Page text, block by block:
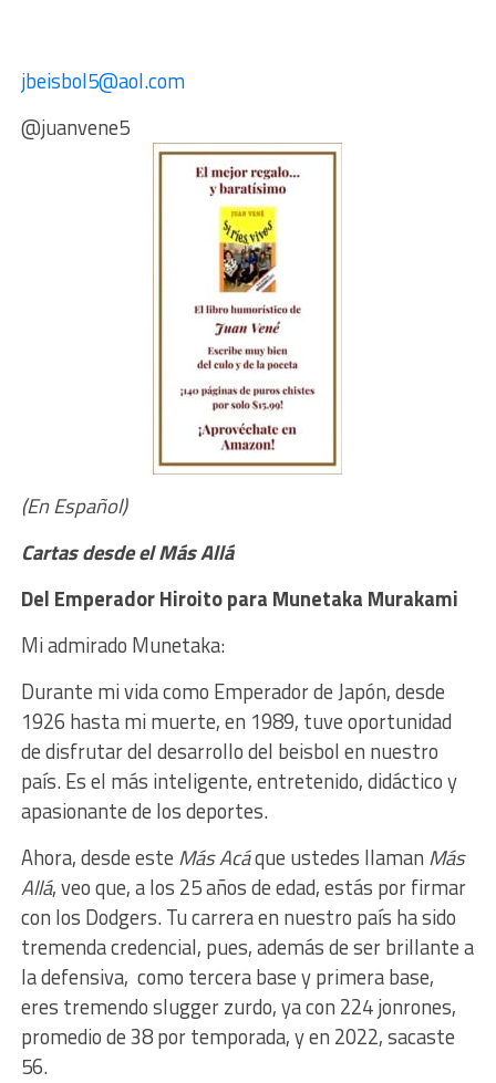
jbeisbol5@aol.com
@juanvene5
(En Español)
Cartas desde el Más Allá
Del Emperador Hiroito para Munetaka Murakami
Mi admirado Munetaka:
Durante mi vida como Emperador de Japón, desde
1926 hasta mi muerte, en 1989, tuve oportunidad
de disfrutar del desarrollo del beisbol en nuestro
país. Es el más inteligente,entretenido,didáctico y
apasionante de los deportes.
Ahora, desde este Más Acáque ustedes llaman Más
Allá,veo que, a los 25 años de edad, estás porfirmar
con los Dodgers. Tu carrera en nuestro país ha sido
tremenda credencial, pues, además de ser brillante a
la defensiva, como tercera base y primera base,
eres tremendo slugger zurdo, ya con 224 jonrones,
promedio de 38 por temporada,y en 2022, sacaste
56.